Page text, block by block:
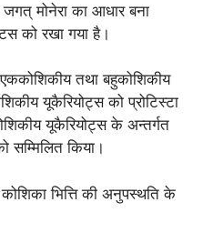
मोनेरा का आधार बना
को रखा गया है।
तथा बहुकोशिकीय
यूकैरियोट्स को प्रोटिस्टा
यूकैरियोट्स के अन्तर्गत
सम्मिलित किया।
भित्ति की अनुपस्थति के